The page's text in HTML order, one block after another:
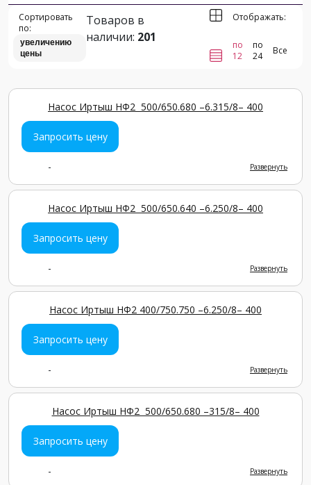
Сортировать
по:
увеличению
цены
Товаров в
наличии: 201
Отображать:
по
12
по
24
Все
Насос Иртыш НФ2 500/650.680 –6.315/8– 400
Запросить цену
- Развернуть
Насос Иртыш НФ2 500/650.640 –6.250/8– 400
Запросить цену
- Развернуть
Насос Иртыш НФ2 400/750.750 –6.250/8– 400
Запросить цену
- Развернуть
Насос Иртыш НФ2 500/650.680 –315/8– 400
Запросить цену
- Развернуть